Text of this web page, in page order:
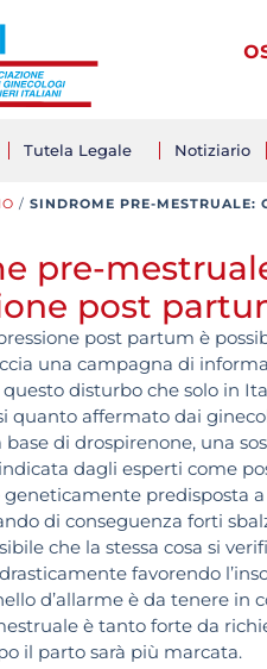
Tutela Legale Notiziario
/ SINDROME PRE-MESTRUALE:
pre-
post
post partum è
una campagna di
disturbo che solo in
quanto affermato dai
di drospirenone, una
dagli esperti come
geneticamente predisposta
di conseguenza forti
che la stessa cosa si
favorendo
d’allarme è da tenere in
è tanto forte da
il parto sarà più marcata.